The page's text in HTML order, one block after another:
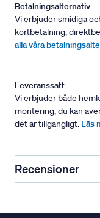
Betalningsalternativ
Vi erbjuder smidiga
kortbetalning,
alla våra
Leveranssätt
Vi erbjuder både
montering, du kan
det är tillgängligt. Läs
Recensioner